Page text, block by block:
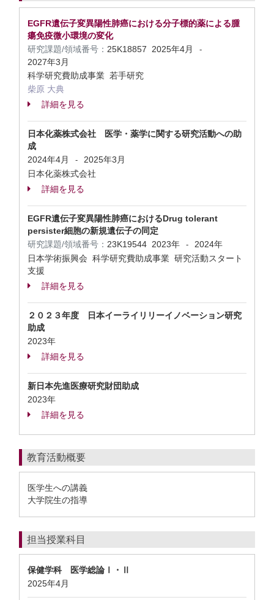
EGFR遺伝子変異陽性肺癌における分子標的薬による腫
瘍免疫微小環境の変化
研究課題/領域番号： 25K18857 2025年4月 -
2027年3月
科学研究費助成事業 若手研究
柴原 大典
詳細を見る
日本化薬株式会社 医学・薬学に関する研究活動への助
成
2024年4月
-
2025年3月
日本化薬株式会社
詳細を見る
EGFR遺伝子変異陽性肺癌におけるDrug tolerant
persister細胞の新規遺伝子の同定
研究課題/領域番号： 23K19544 2023年 -
2024年
日本学術振興会 科学研究費助成事業 研究活動スタート
支援
詳細を見る
２０２３年度 日本イーライリリーイノベーション研究
助成
2023年
詳細を見る
新日本先進医療研究財団助成
2023年
詳細を見る
教育活動概要
医学生への講義
大学院生の指導
担当授業科目
保健学科 医学総論Ⅰ・Ⅱ
2025年4月